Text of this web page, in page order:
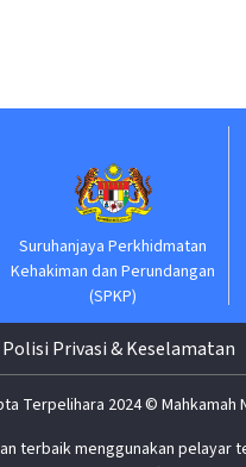
Suruhanjaya Perkhidmatan
Kehakiman dan Perundangan
(SPKP)
Polisi Privasi & Keselamatan
Terpelihara 2024 © Mahkamah
terbaik menggunakan pelayar